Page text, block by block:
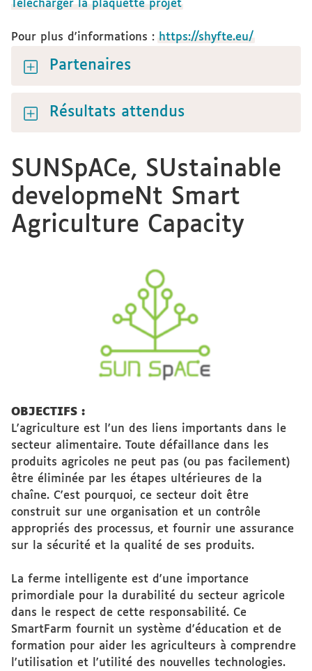
Télécharger la plaquette projet
Pour plus d'informations : https://shyfte.eu/
Partenaires
Résultats attendus
SUNSpACe, SUstainable
developmeNt Smart
Agriculture Capacity
OBJECTIFS :
L'agriculture est l'un des liens importants dans le
secteur alimentaire. Toute défaillance dans les
produits agricoles ne peut pas (ou pas facilement)
être éliminée par les étapes ultérieures de la
chaîne. C'est pourquoi, ce secteur doit être
construit sur une organisation et un contrôle
appropriés des processus, et fournir une assurance
sur la sécurité et la qualité de ses produits.
La ferme intelligente est d'une importance
primordiale pour la durabilité du secteur agricole
dans le respect de cette responsabilité. Ce
SmartFarm fournit un système d'éducation et de
formation pour aider les agriculteurs à comprendre
l'utilisation et l'utilité des nouvelles technologies.